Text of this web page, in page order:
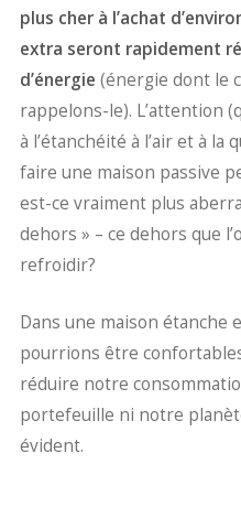
plus cher à l’achat
extra seront rapidement
d’énergie (énergie dont le
rappelons-le). L’attention
à l’étanchéité à l’air et à
faire une maison passive
est-ce vraiment plus
dehors » – ce dehors que
refroidir?
Dans une maison étanche
pourrions être
réduire notre
portefeuille ni notre
évident.